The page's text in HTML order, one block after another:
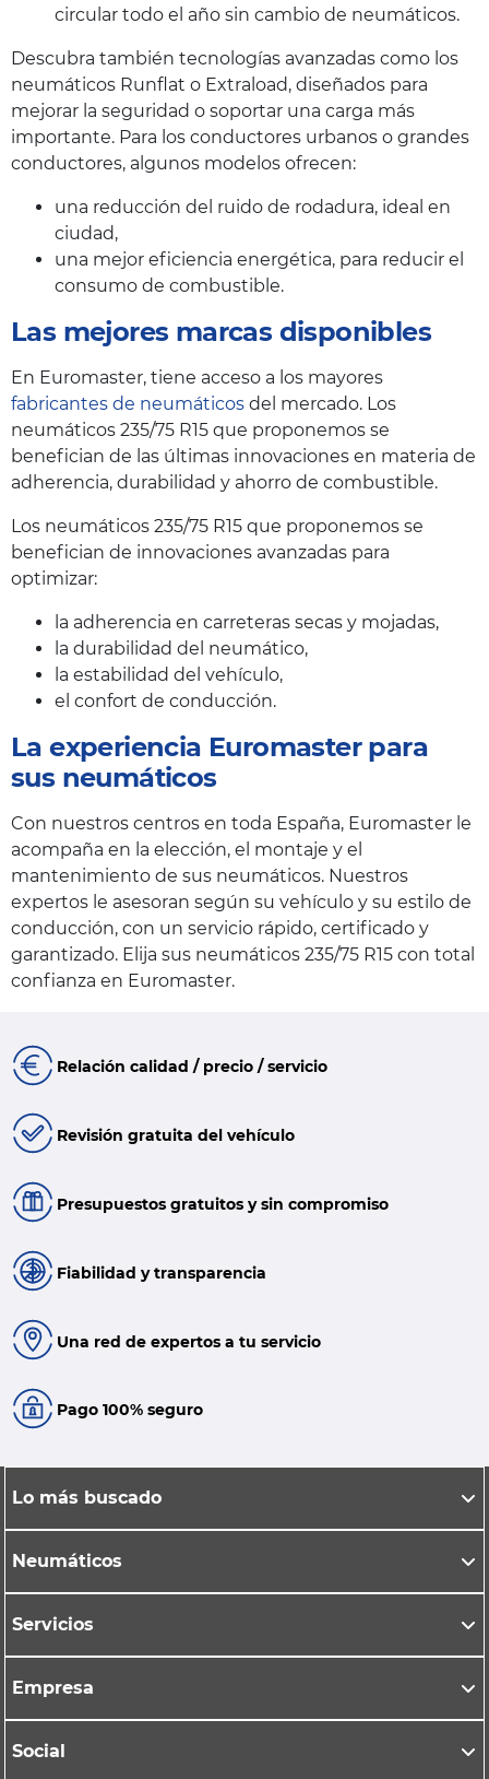
circular todo el año sin cambio de neumáticos.
Descubra también tecnologías avanzadas como los
neumáticos Runflat o Extraload, diseñados para
mejorar la seguridad o soportar una carga más
importante. Para los conductores urbanos o grandes
conductores, algunos modelos ofrecen:
una reducción del ruido de rodadura, ideal en
ciudad,
una mejor eficiencia energética, para reducir el
consumo de combustible.
Las mejores marcas disponibles
En Euromaster, tiene acceso a los mayores
fabricantes de neumáticos del mercado. Los
neumáticos 235/75 R15 que proponemos se
benefician de las últimas innovaciones en materia de
adherencia, durabilidad y ahorro de combustible.
Los neumáticos 235/75 R15 que proponemos se
benefician de innovaciones avanzadas para
optimizar:
la adherencia en carreteras secas y mojadas,
la durabilidad del neumático,
la estabilidad del vehículo,
el confort de conducción.
La experiencia Euromaster para
sus neumáticos
Con nuestros centros en toda España, Euromaster le
acompaña en la elección, el montaje y el
mantenimiento de sus neumáticos. Nuestros
expertos le asesoran según su vehículo y su estilo de
conducción, con un servicio rápido, certificado y
garantizado. Elija sus neumáticos 235/75 R15 con total
confianza en Euromaster.
Relación calidad / precio / servicio
Revisión gratuita del vehículo
Presupuestos gratuitos y sin compromiso
Fiabilidad y transparencia
Una red de expertos a tu servicio
Pago 100% seguro
Lo más buscado
Neumáticos
Servicios
Empresa
Social